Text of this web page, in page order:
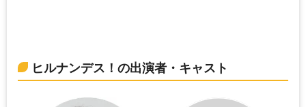
ヒルナンデス！の出演者・キャスト